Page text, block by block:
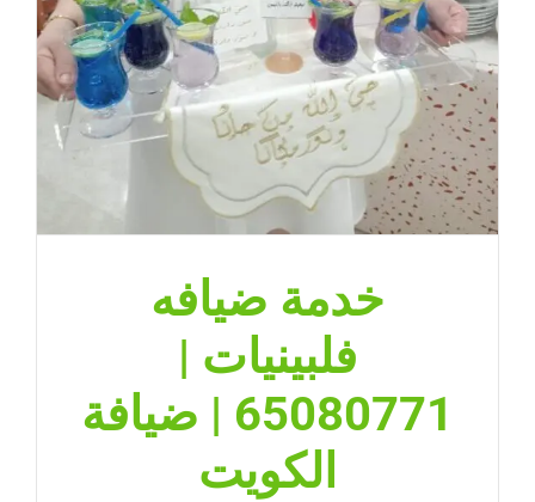
خدمة ضيافه
فلبينيات |
65080771 | ضيافة
الكويت